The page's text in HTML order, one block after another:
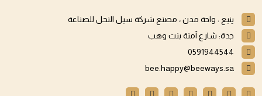
ينبع : واحة مدن ، مصنع شركة سبل النحل للصناعة
جدة: شارع آمنة بنت وهب
0591944544
bee.happy@beeways.sa